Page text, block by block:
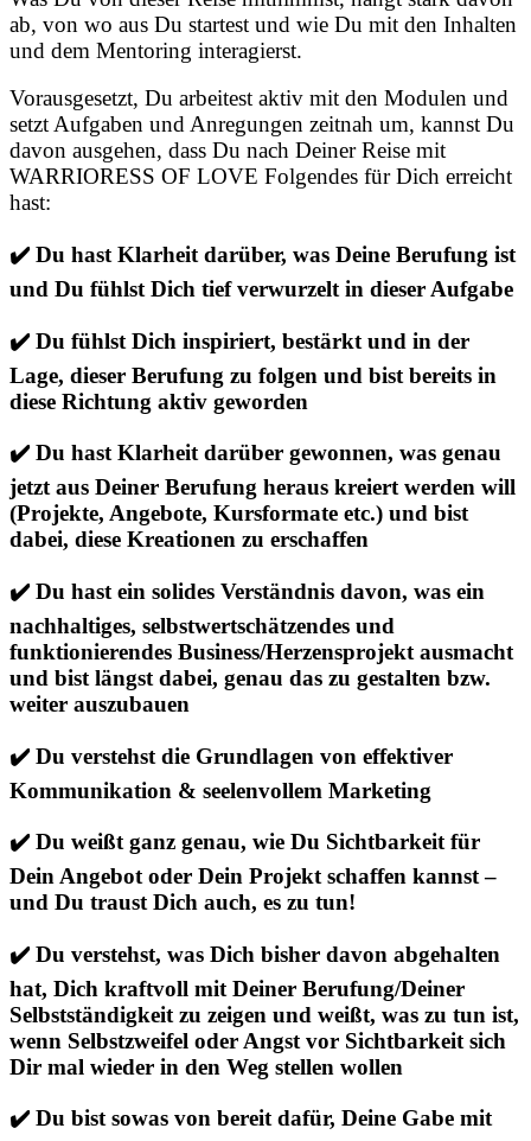
ab, von wo aus Du startest und wie Du mit den Inhalten
und dem Mentoring interagierst.
Vorausgesetzt, Du arbeitest aktiv mit den Modulen und
setzt Aufgaben und Anregungen zeitnah um, kannst Du
davon ausgehen, dass Du nach Deiner Reise mit
WARRIORESS OF LOVE Folgendes für Dich erreicht
hast:
✔️ Du hast Klarheit darüber, was Deine Berufung ist
und Du fühlst Dich tief verwurzelt in dieser Aufgabe
✔️ Du fühlst Dich inspiriert, bestärkt und in der
Lage, dieser Berufung zu folgen und bist bereits in
diese Richtung aktiv geworden
✔️ Du hast Klarheit darüber gewonnen, was genau
jetzt aus Deiner Berufung heraus kreiert werden will
(Projekte, Angebote, Kursformate etc.) und bist
dabei, diese Kreationen zu erschaffen
✔️ Du hast ein solides Verständnis davon, was ein
nachhaltiges, selbstwertschätzendes und
funktionierendes Business/Herzensprojekt ausmacht
und bist längst dabei, genau das zu gestalten bzw.
weiter auszubauen
✔️ Du verstehst die Grundlagen von effektiver
Kommunikation & seelenvollem Marketing
✔️ Du weißt ganz genau, wie Du Sichtbarkeit für
Dein Angebot oder Dein Projekt schaffen kannst –
und Du traust Dich auch, es zu tun!
✔️ Du verstehst, was Dich bisher davon abgehalten
hat, Dich kraftvoll mit Deiner Berufung/Deiner
Selbstständigkeit zu zeigen und weißt, was zu tun ist,
wenn Selbstzweifel oder Angst vor Sichtbarkeit sich
Dir mal wieder in den Weg stellen wollen
✔️ Du bist sowas von bereit dafür, Deine Gabe mit